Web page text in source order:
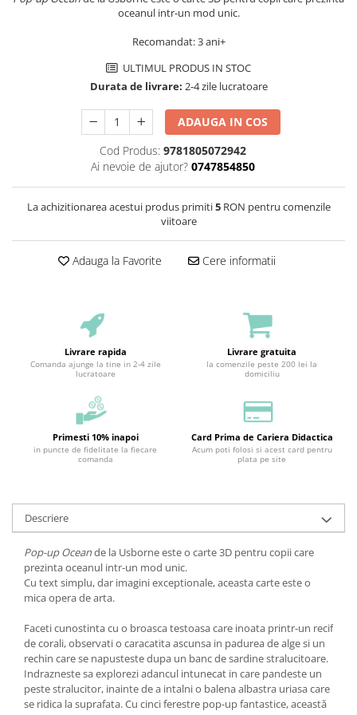
oceanul intr-un mod unic.
Recomandat: 3 ani+
ULTIMUL PRODUS IN STOC
Durata de livrare: 2-4 zile lucratoare
ADAUGA IN COS
Cod Produs: 9781805072942
Ai nevoie de ajutor? 0747854850
La achizitionarea acestui produs primiti5RON pentru comenzile
viitoare
Adauga la Favorite Cere informatii
Livrare rapida
Comanda ajunge la tine in 2-4 zile
lucratoare
Livrare gratuita
la comenzile peste 200 lei la
domiciliu
Primesti 10% inapoi
in puncte de fidelitate la fiecare
comanda
Card Prima de Cariera Didactica
Acum poti folosi si acest card pentru
plata pe site
Descriere
Pop-up Oceande la Usborne este o carte 3D pentru copii care
prezinta oceanul intr-un mod unic.
Cu text simplu, dar imagini exceptionale, aceasta carte este o
mica opera de arta.
Faceti cunostinta cu o broasca testoasa care inoata printr-un recif
de corali, observati o caracatita ascunsa in padurea de alge si un
rechin care se napusteste dupa un banc de sardine stralucitoare.
Indrazneste sa explorezi adancul intunecat in care pandeste un
peste stralucitor, inainte de a intalni o balena albastra uriasa care
se ridica la suprafata. Cu cinci ferestre pop-up fantastice, această